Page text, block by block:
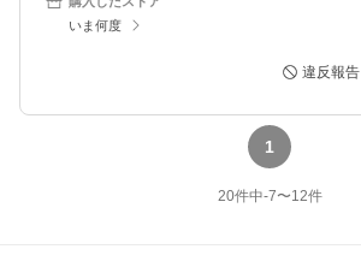
いま何度
違反報告
1
20件中-7〜12件